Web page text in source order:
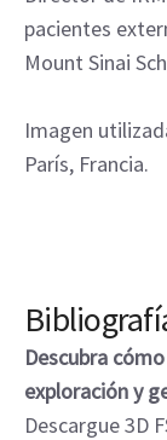
pacientes
Mount Sinai
Imagen
París, Francia.
Descubra
exploración y
Descargue 3D